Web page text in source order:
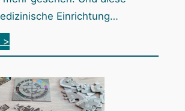
e
:
n
h
Einrichtung…
>:
C
r
i